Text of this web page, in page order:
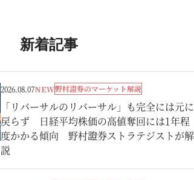
新着記事
2026.08.07NEW野村證券のマーケット解説
「リバーサルのリバーサル」も完全には元に
戻らず 日経平均株価の高値奪回には1年程
度かかる傾向 野村證券ストラテジストが解
説